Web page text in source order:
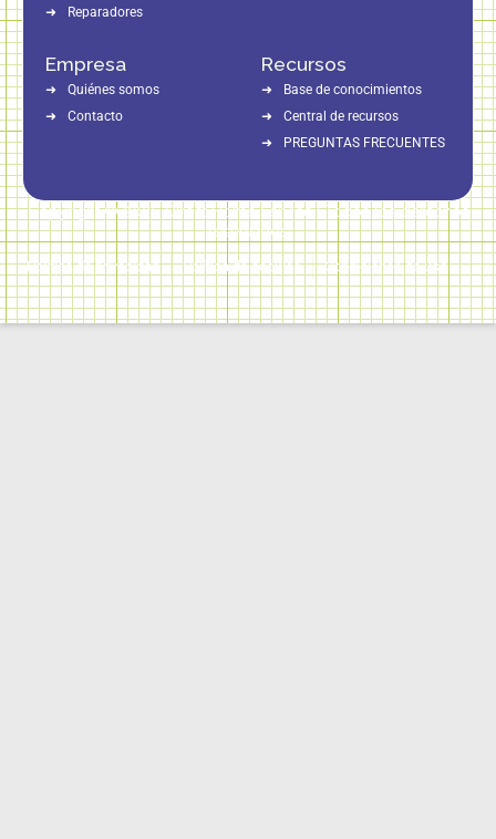
Reparadores
Recursos
Base de conocimientos
Central de recursos
PREGUNTAS FRECUENTES
Empresa
Quiénes somos
Contacto
Copyright © 2026 Direct Home Service | Todos los derechos
reservados
Política de privacidad Política de cookies Condiciones de uso